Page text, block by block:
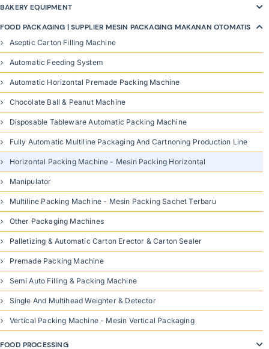
BAKERY EQUIPMENT
FOOD PACKAGING | SUPPLIER MESIN PACKAGING MAKANAN OTOMATIS
Aseptic Carton Filling Machine
Automatic Feeding System
Automatic Horizontal Premade Packing Machine
Chocolate Ball & Peanut Machine
Disposable Tableware Automatic Packing Machine
Fully Automatic Multiline Packaging And Cartnoning Production Line
Horizontal Packing Machine - Mesin Packing Horizontal
Manipulator
Multiline Packing Machine - Mesin Packing Sachet Terbaru
Other Packaging Machines
Palletizing & Automatic Carton Erector & Carton Sealer
Premade Packing Machine
Semi Auto Filling & Packing Machine
Single And Multihead Weighter & Detector
Vertical Packing Machine - Mesin Vertical Packaging
FOOD PROCESSING